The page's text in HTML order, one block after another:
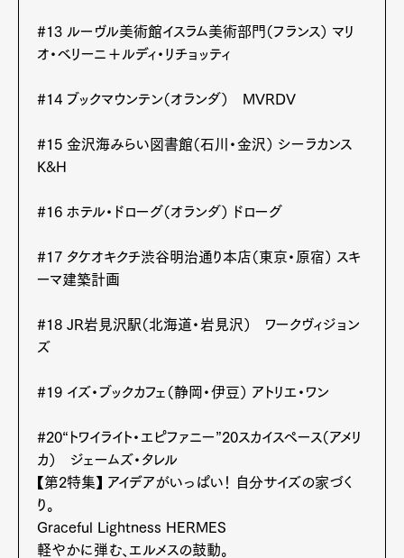
Art&DesignWatchFashion
ProductCultureLifestyle
Contact
Pen Meet
#13 ルーヴル美術館イスラム美術部門（フランス） マリ
オ・ベリーニ＋ルディ・リチョッティ
#14 ブックマウンテン（オランダ） MVRDV
#15 金沢海みらい図書館（石川・金沢） シーラカンス
K&H
#16 ホテル・ドローグ（オランダ） ドローグ
#17 タケオキクチ渋谷明治通り本店（東京・原宿） スキ
ーマ建築計画
#18 JR岩見沢駅（北海道・岩見沢） ワークヴィジョン
ズ
#19 イズ・ブックカフェ（静岡・伊豆） アトリエ・ワン
#20“トワイライト・エピファニー”20スカイスペース（アメリ
カ） ジェームズ・タレル
【第2特集】 アイデアがいっぱい！ 自分サイズの家づく
り。
Graceful Lightness HERMES
軽やかに弾む、エルメスの鼓動。